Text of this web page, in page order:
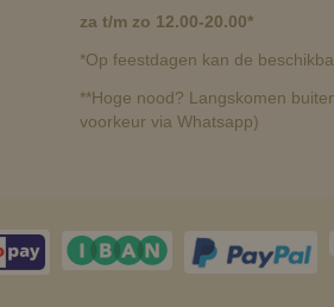
za t/m zo 12.00-20.00*
*Op feestdagen kan de
**Hoge nood? Langskomen
voorkeur via Whatsapp)